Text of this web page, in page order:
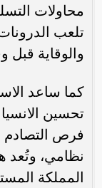
محاولات
تلعب
والوقاية قبل
كما ساعد
تحسين
فرص التصادم
نظامي، وتُعد
المملكة